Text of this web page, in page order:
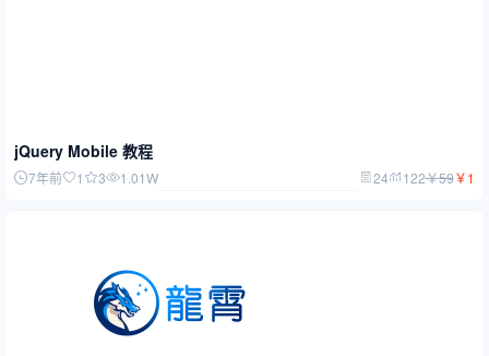
jQuery Mobile 教程
7年前 1 3 1.01W 24 122￥59￥1